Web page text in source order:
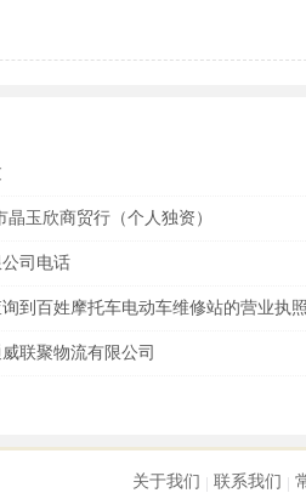
异常名录管理暂行办法》的有关规定
作出决定的工商行政管理部门提出书
不予受理的理由书面告知申请人。
玉欣商贸行（个人独资）
司电话
到百姓摩托车电动车维修站的营业执
联聚物流有限公司
关于我们 联系我们